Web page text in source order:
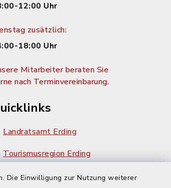
Die Einwilligung zur Nutzung weiterer
12:00 Uhr
zusätzlich:
18:00 Uhr
Mitarbeiter beraten Sie
nach Terminvereinbarung.
Landratsamt Erding
Tourismusregion Erding
Ausschreibungen